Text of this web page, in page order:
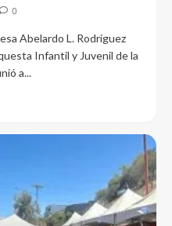
0
Abelardo L. Rodríguez
Infantil y Juvenil de la
a...